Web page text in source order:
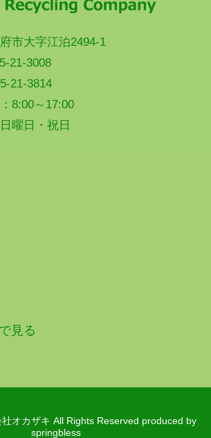
市大字江泊2494-1
21-3008
21-3814
8:00～17:00
曜日・祝日
見る
オカザキ All Rights Reserved produced by
springbless